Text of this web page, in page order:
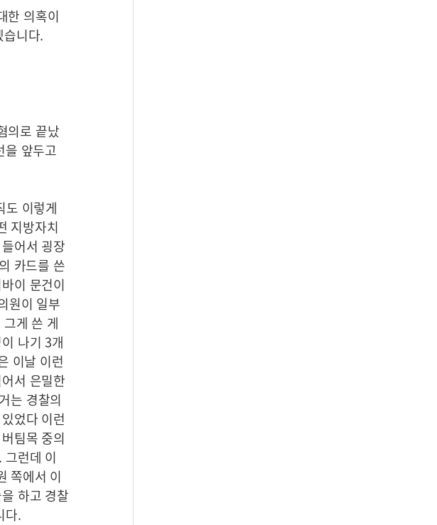
한 의혹이
니다.
의로 끝났
을 앞두고
도 이렇게
지방자치
어서 굉장
카드를 쓴
이 문건이
원이 일부
게 쓴 게
나기 3개
이날 이런
서 은밀한
는 경찰의
었다 이런
팀목 중의
그런데 이
쪽에서 이
하고 경찰
다.